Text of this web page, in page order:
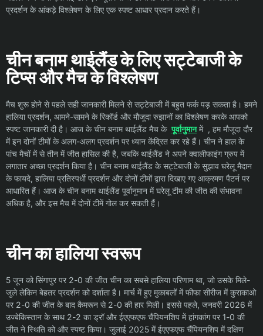
प्रदर्शन के आंकड़े विश्लेषण के लिए एक स्पष्ट आधार प्रदान करते हैं।
चीन बनाम थाईलैंड के लिए सट्टेबाजी के
टिप्स और मैच के विश्लेषण
मैच शुरू होने से पहले सही जानकारी मिलने से सट्टेबाजी में बहुत फर्क पड़ सकता है। हमने
हालिया प्रदर्शन, आमने-सामने के रिकॉर्ड और मौजूदा रुझानों का विश्लेषण करके आपको
स्पष्ट जानकारी दी है। आज के चीन बनाम थाईलैंड मैच केपूर्वानुमानमें , हम मौजूदा दौर
में इन दोनों टीमों के अलग-अलग प्रदर्शन पर ध्यान केंद्रित कर रहे हैं। चीन ने हाल के
पांच मैचों में से तीन में जीत हासिल की है, जबकि थाईलैंड ने अपने क्वालीफाइंग ग्रुप में
लगातार अच्छा प्रदर्शन किया है। चीन बनाम थाईलैंड के सट्टेबाजी के सुझाव घरेलू मैदान
के फायदे, हालिया प्रतिस्पर्धी प्रदर्शन और दोनों टीमों द्वारा दिखाए गए आक्रमण पैटर्न पर
आधारित हैं। आज के चीन बनाम थाईलैंड पूर्वानुमान में घरेलू टीम की जीत की संभावना
अधिक है, और इस मैच में दोनों टीमें गोल कर सकती हैं।
चीन का हालिया स्वरूप
5 जून को सिंगापुर पर 2-0 की जीत चीन का सबसे हालिया परिणाम था, जो उसके मिले-
जुले लेकिन बेहतर प्रदर्शन को दर्शाता है। मार्च में हुए मुकाबलों में फीफा सीरीज में कुराकाओ
पर 2-0 की जीत के बाद कैमरून से 2-0 की हार मिली। इससे पहले, जनवरी 2026 में
उज्बेकिस्तान के साथ 2-2 का ड्रॉ और ईएएफएफ चैंपियनशिप में हांगकांग पर 1-0 की
जीत ने स्थिति को और स्पष्ट किया। जुलाई 2025 में ईएएफएफ चैंपियनशिप में दक्षिण